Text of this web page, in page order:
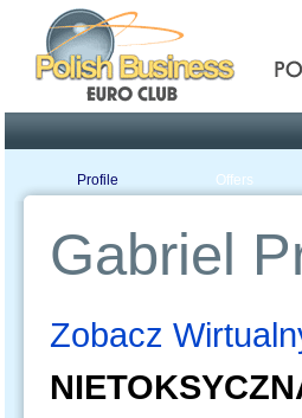
Profile Offers
Gabriel
Zobacz